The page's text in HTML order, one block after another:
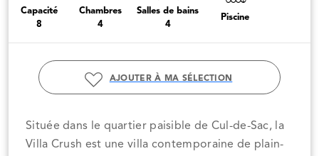
Capacité
8
Chambres
4
Salles de bains
4
Piscine
AJOUTER À MA SÉLECTION
Située dans le quartier paisible de Cul-de-Sac, la
Villa Crush est une villa contemporaine de plain-